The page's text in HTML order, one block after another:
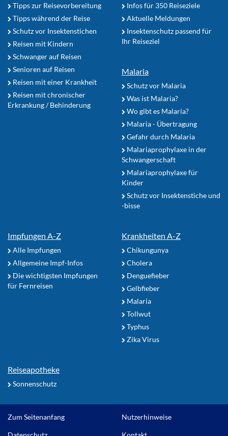
Tipps zur Reisevorbereitung
Tipps während der Reise
Schutz vor Insektenstichen
Reisen mit Kindern
Schwanger auf Reisen
Senioren auf Reisen
Reisen mit einer Krankheit
Reisen mit chronischer
Erkrankung / Behinderung
Infos für 350 Reiseziele
Aktuelle Meldungen
Insektenschutz passend für
Ihr Reiseziel
Malaria
Schutz vor Malaria
Was ist Malaria?
Wo gibt es Malaria?
Malaria - Übertragung
Gefahr durch Malaria
Malariaprophylaxe in der
Schwangerschaft
Malariaprophylaxe für
Kinder
Schutz vor Insektenstiche und
-bisse
Impfungen A-Z
Alle Impfungen
Allgemeine Impf-Infos
Die wichtigsten Impfungen
für Fernreisen
Krankheiten A-Z
Chikungunya
Cholera
Denguefieber
Gelbfieber
Malaria
Tollwut
Typhus
Zika Virus
Reiseapotheke
Sonnenschutz
Zum Seitenanfang Nutzerhinweise